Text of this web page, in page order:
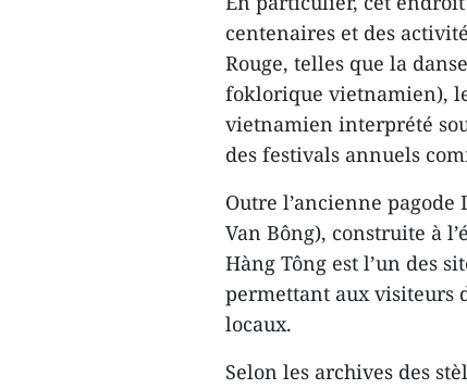
centenaires et des
Rouge, telles que la
foklorique vietnamien),
vietnamien interprété
des festivals annuels
Outre l’ancienne pagode
Van Bông), construite à
Hàng Tông est l’un des
permettant aux visiteurs
locaux.
Selon les archives des